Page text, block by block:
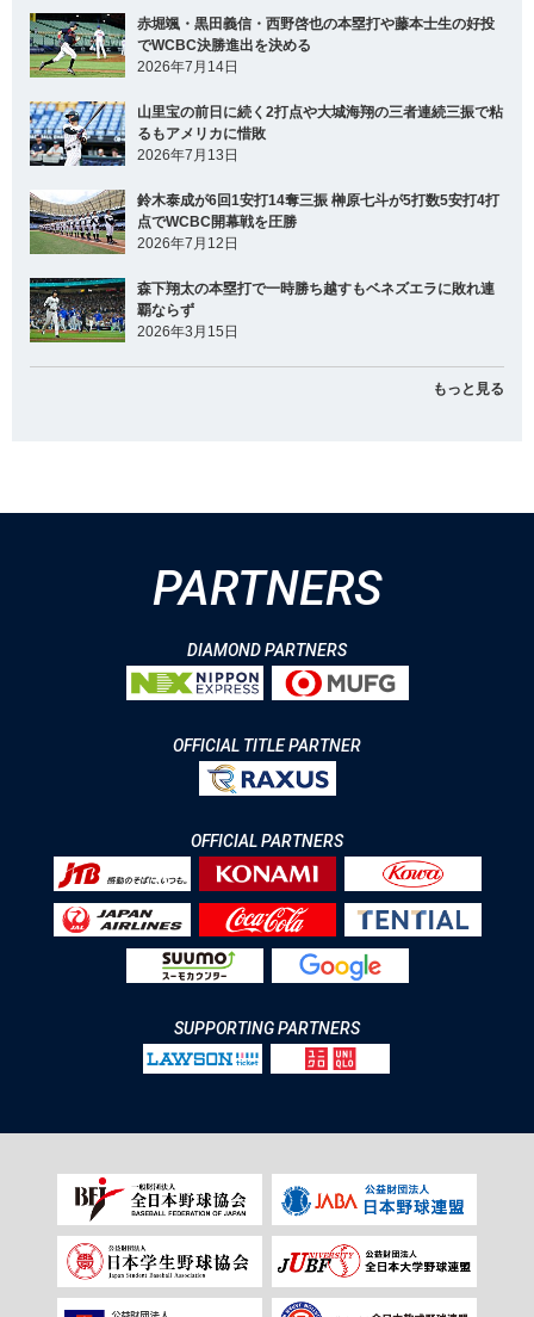
赤堀颯・黒田義信・西野啓也の本塁打や藤本士生の好投
でWCBC決勝進出を決める
2026年7月14日
山里宝の前日に続く2打点や大城海翔の三者連続三振で粘
るもアメリカに惜敗
2026年7月13日
鈴木泰成が6回1安打14奪三振 榊原七斗が5打数5安打4打
点でWCBC開幕戦を圧勝
2026年7月12日
森下翔太の本塁打で一時勝ち越すもベネズエラに敗れ連
覇ならず
2026年3月15日
もっと見る
PARTNERS
DIAMOND PARTNERS
OFFICIAL TITLE PARTNER
OFFICIAL PARTNERS
SUPPORTING PARTNERS